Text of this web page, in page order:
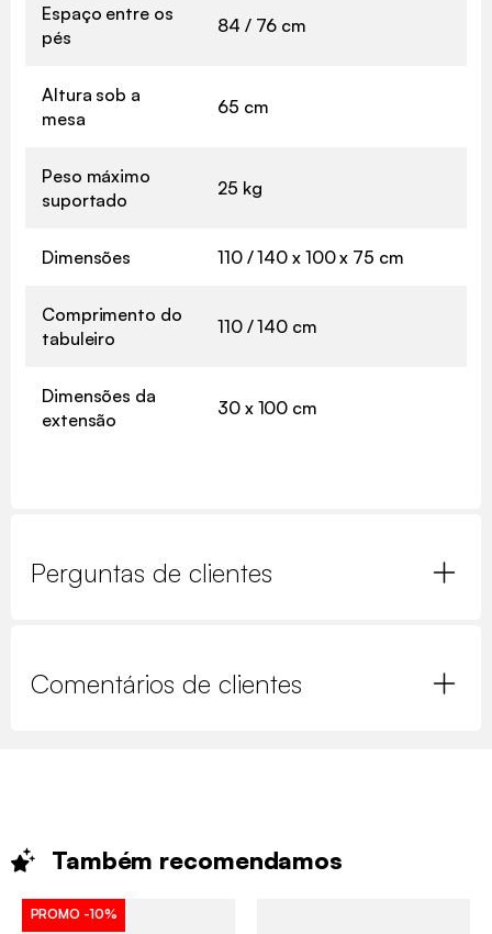
Espaço entre os
pés
84 / 76 cm
Altura sob a
mesa
65 cm
Peso máximo
suportado
25 kg
Dimensões 110 / 140 x 100 x 75 cm
Comprimento do
tabuleiro
110 / 140 cm
Dimensões da
extensão
30 x 100 cm
Perguntas de clientes
Comentários de clientes
Também recomendamos
PROMO -10%